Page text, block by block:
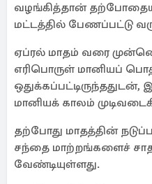
வழங்கித்தான்
மட்டத்தில் பேணப்பட்டு
ஏப்ரல் மாதம் வரை
எரிபொருள் மானியப்
மானியக் காலம்
தற்போது மாதத்தின்
சந்தை மாற்றங்களைச்
வேண்டியுள்ளது.